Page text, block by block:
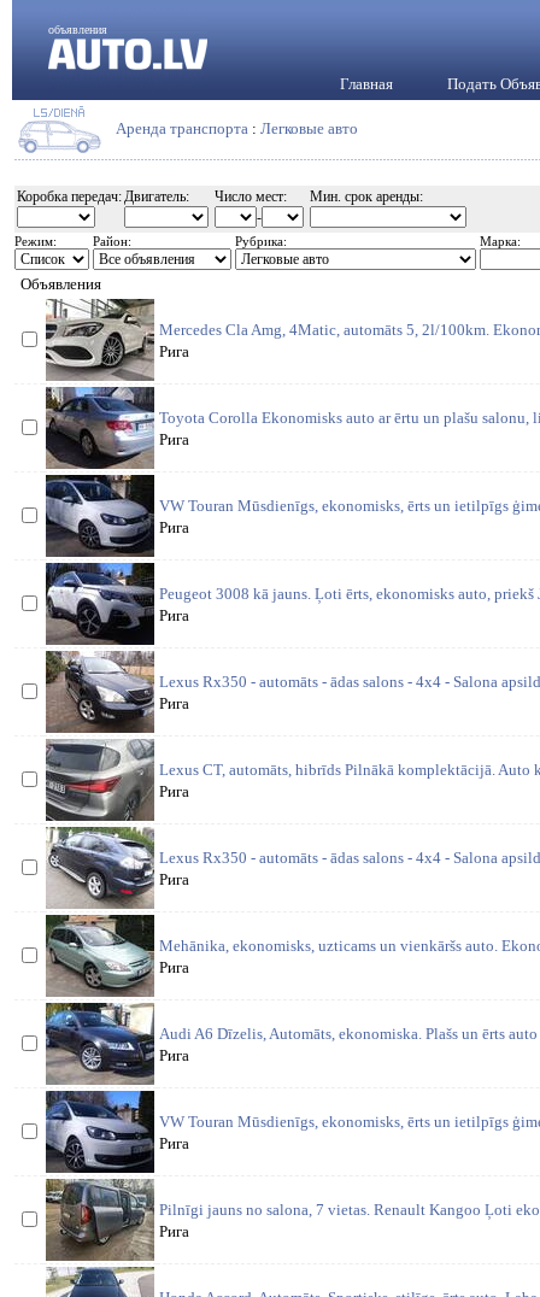
объявления
Главная Подать
Аренда транспорта : Легковые авто
Коробка передач:Двигатель:
Число мест:
-
Мин. срок аренды:
Режим: Район: Рубрика: Марка:
Объявления
Mercedes Cla Amg, 4Matic, automāts 5, 2l/100km.
Рига
Toyota Corolla Ekonomisks auto ar ērtu un plašu salonu,
Рига
VW Touran Mūsdienīgs, ekonomisks, ērts un ietilpīgs
Рига
Peugeot 3008 kā jauns. Ļoti ērts, ekonomisks auto, priekš
Рига
Lexus Rx350 - automāts - ādas salons - 4x4 - Salona
Рига
Lexus CT, automāts, hibrīds Pilnākā komplektācijā. Auto
Рига
Lexus Rx350 - automāts - ādas salons - 4x4 - Salona
Рига
Mehānika, ekonomisks, uzticams un vienkāršs auto.
Рига
Audi A6 Dīzelis, Automāts, ekonomiska. Plašs un ērts
Рига
VW Touran Mūsdienīgs, ekonomisks, ērts un ietilpīgs
Рига
Pilnīgi jauns no salona, 7 vietas. Renault Kangoo Ļoti
Рига